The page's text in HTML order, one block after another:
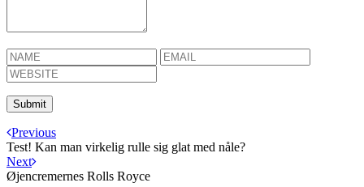
Previous
Test! Kan man virkelig rulle sig glat med nåle?
Next
Øjencremernes Rolls Royce